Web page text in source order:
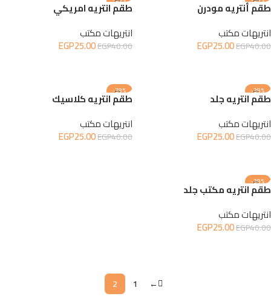
طقم أنتريه مودرن
انتريهات مكتب
EGP40.00
EGP25.00
طقم انتريه امريكي
انتريهات مكتب
EGP40.00
EGP25.00
-38%
طقم انتريه جلد
انتريهات مكتب
EGP40.00
EGP25.00
-38%
طقم انتريه كلاسيك
انتريهات مكتب
EGP40.00
EGP25.00
-38%
طقم انتريه مكتب جلد
انتريهات مكتب
EGP40.00
EGP25.00
←
1
2